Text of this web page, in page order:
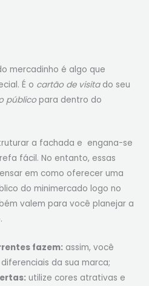
mercadinho é algo que
É o cartão de visitado seu
público para dentro do
a fachada e engana-se
fácil. No entanto, essas
em como oferecer uma
do minimercado logo no
valem para você planejar a
fazem: assim, você
da sua marca;
utilize cores atrativas e